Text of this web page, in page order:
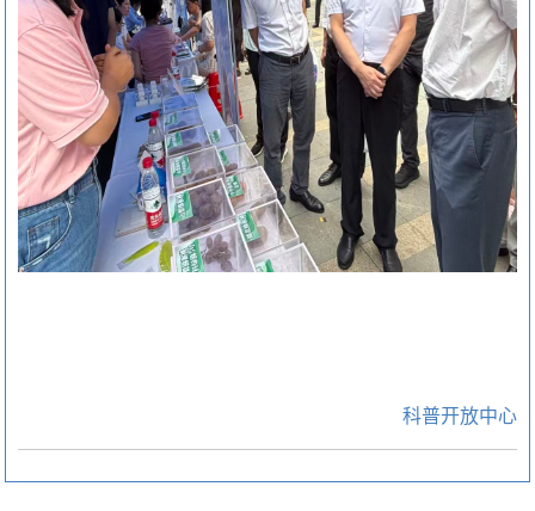
科普开放中心